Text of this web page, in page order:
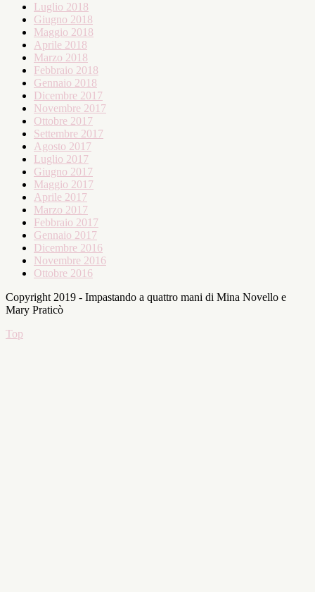
Luglio 2018
Giugno 2018
Maggio 2018
Aprile 2018
Marzo 2018
Febbraio 2018
Gennaio 2018
Dicembre 2017
Novembre 2017
Ottobre 2017
Settembre 2017
Agosto 2017
Luglio 2017
Giugno 2017
Maggio 2017
Aprile 2017
Marzo 2017
Febbraio 2017
Gennaio 2017
Dicembre 2016
Novembre 2016
Ottobre 2016
Copyright 2019 - Impastando a quattro mani di Mina Novello e
Mary Praticò
Top